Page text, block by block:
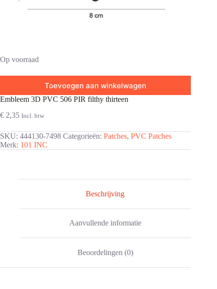
Op voorraad
Toevoegen aan winkelwagen
Embleem 3D PVC 506 PIR filthy thirteen
€ 2,35 Incl. btw
SKU: 444130-7498 Categorieën: Patches, PVC Patches
Merk: 101 INC
Beschrijving
Aanvullende informatie
Beoordelingen (0)